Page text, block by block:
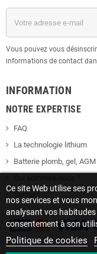
Vous pouvez vous
informations de contact
INFORMATION
NOTRE EXPERTISE
FAQ
La technologie lithium
Batterie plomb, gel,
Contact
Ce site Web utilise ses
nos services et vous
analysant vos
consentement à son
Politique de cookies